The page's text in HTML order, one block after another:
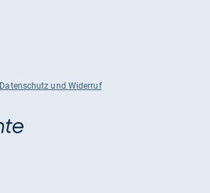
Datenschutz und Widerruf